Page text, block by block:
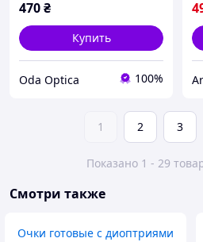
470₴
Купить
Oda Optica 100%
1 2 3
Показано 1 - 29
Смотри также
Очки готовые с диоптриями